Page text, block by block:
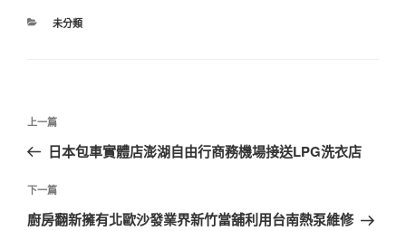
分
未分類
文
導
覽
上
一
文
章
上一篇
日本包車實體店澎湖自由行商務機場接送LPG洗衣店
下
一
下一篇
廚房翻新擁有北歐沙發業界新竹當舖利用台南熱泵維修